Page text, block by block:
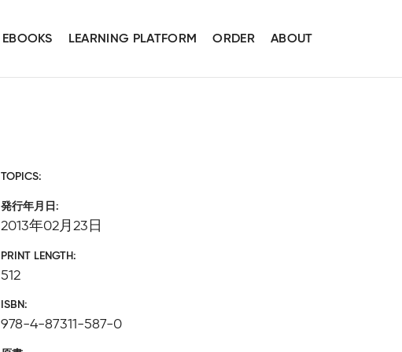
EBOOKS LEARNING PLATFORM ORDER ABOUT
TOPICS
発行年月日
2013年02月23日
PRINT LENGTH
512
ISBN
978-4-87311-587-0